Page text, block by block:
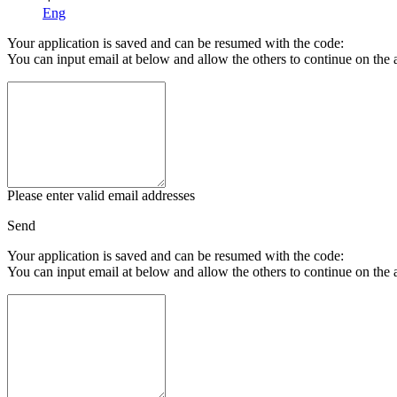
Eng
Your application is saved and can be resumed with the code:
You can input email at below and allow the others to continue on the
Please enter valid email addresses
Send
Your application is saved and can be resumed with the code:
You can input email at below and allow the others to continue on the